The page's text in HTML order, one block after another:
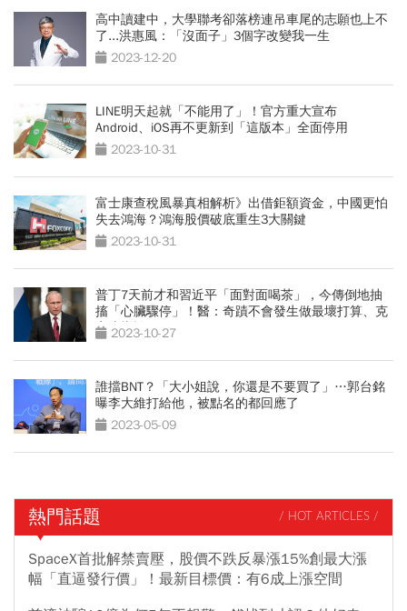
高中讀建中，大學聯考卻落榜連吊車尾的志願也上不
了...洪惠風：「沒面子」3個字改變我一生
2023-12-20
LINE明天起就「不能用了」！官方重大宣布
Android、iOS再不更新到「這版本」全面停用
2023-10-31
富士康查稅風暴真相解析》出借鉅額資金，中國更怕
失去鴻海？鴻海股價破底重生3大關鍵
2023-10-31
普丁7天前才和習近平「面對面喝茶」，今傳倒地抽
搐「心臟驟停」！醫：奇蹟不會發生做最壞打算、克
宮這樣說...
2023-10-27
誰擋BNT？「大小姐說，你還是不要買了」…郭台銘
曝李大維打給他，被點名的都回應了
2023-05-09
熱門話題 / HOT ARTICLES /
SpaceX首批解禁賣壓，股價不跌反暴漲15%創最大漲
幅「直逼發行價」！最新目標價：有6成上漲空間